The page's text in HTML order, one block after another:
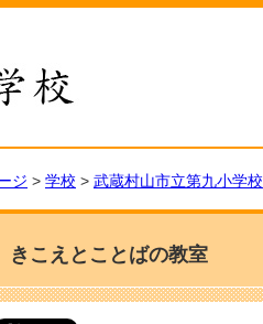
ジ > 学校 > 武蔵村山市立第九小学校
きこえとことばの教室